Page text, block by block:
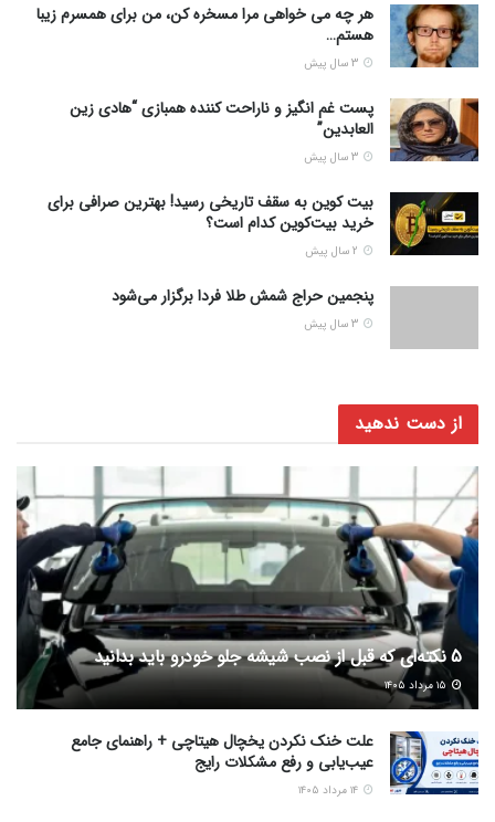
هر چه می خواهی مرا مسخره کن، من برای همسرم زیبا
هستم…
پست غم انگیز و ناراحت کننده همبازی “هادی زین
العابدین”
بیت کوین به سقف تاریخی رسید! بهترین صرافی برای
خرید بیت‌کوین کدام است؟
پنجمین حراج شمش طلا فردا برگزار می‌شود
از دست ندهید
5 نکته‌ای که قبل از نصب شیشه جلو خودرو باید بدانید
علت خنک نکردن یخچال هیتاچی + راهنمای جامع
عیب‌یابی و رفع مشکلات رایج